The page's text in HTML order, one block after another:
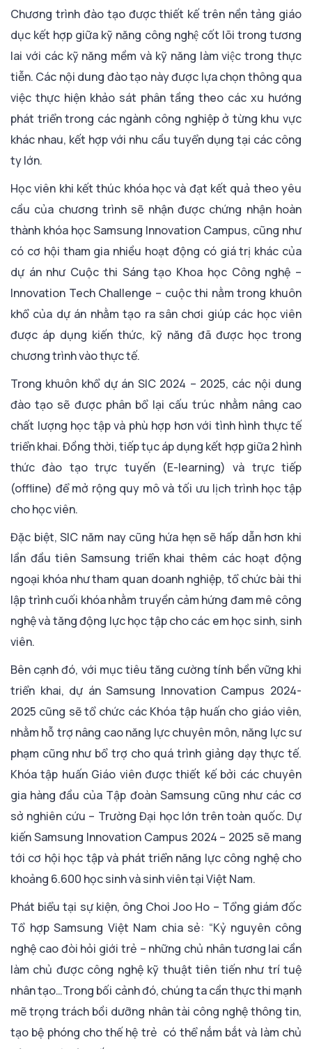
Chương trình đào tạo được thiết kế trên nền tảng giáo
dục kết hợp giữa kỹ năng công nghệ cốt lõi trong tương
lai với các kỹ năng mềm và kỹ năng làm việc trong thực
tiễn. Các nội dung đào tạo này được lựa chọn thông qua
việc thực hiện khảo sát phân tầng theo các xu hướng
phát triển trong các ngành công nghiệp ở từng khu vực
khác nhau, kết hợp với nhu cầu tuyển dụng tại các công
ty lớn.
Học viên khi kết thúc khóa học và đạt kết quả theo yêu
cầu của chương trình sẽ nhận được chứng nhận hoàn
thành khóa học Samsung Innovation Campus, cũng như
có cơ hội tham gia nhiều hoạt động có giá trị khác của
dự án như Cuộc thi Sáng tạo Khoa học Công nghệ –
Innovation Tech Challenge – cuộc thi nằm trong khuôn
khổ của dự án nhằm tạo ra sân chơi giúp các học viên
được áp dụng kiến thức, kỹ năng đã được học trong
chương trình vào thực tế.
Trong khuôn khổ dự án SIC 2024 – 2025, các nội dung
đào tạo sẽ được phân bổ lại cấu trúc nhằm nâng cao
chất lượng học tập và phù hợp hơn với tình hình thực tế
triển khai. Đồng thời, tiếp tục áp dụng kết hợp giữa 2 hình
thức đào tạo trực tuyến (E-learning) và trực tiếp
(offline) để mở rộng quy mô và tối ưu lịch trình học tập
cho học viên.
Đặc biệt, SIC năm nay cũng hứa hẹn sẽ hấp dẫn hơn khi
lần đầu tiên Samsung triển khai thêm các hoạt động
ngoại khóa như tham quan doanh nghiệp, tổ chức bài thi
lập trình cuối khóa nhằm truyền cảm hứng đam mê công
nghệ và tăng động lực học tập cho các em học sinh, sinh
viên.
Bên cạnh đó, với mục tiêu tăng cường tính bền vững khi
triển khai, dự án Samsung Innovation Campus 2024-
2025 cũng sẽ tổ chức các Khóa tập huấn cho giáo viên,
nhằm hỗ trợ nâng cao năng lực chuyên môn, năng lực sư
phạm cũng như bổ trợ cho quá trình giảng dạy thực tế.
Khóa tập huấn Giáo viên được thiết kế bởi các chuyên
gia hàng đầu của Tập đoàn Samsung cũng như các cơ
sở nghiên cứu – Trường Đại học lớn trên toàn quốc. Dự
kiến Samsung Innovation Campus 2024 – 2025 sẽ mang
tới cơ hội học tập và phát triển năng lực công nghệ cho
khoảng 6.600 học sinh và sinh viên tại Việt Nam.
Phát biểu tại sự kiện, ông Choi Joo Ho – Tổng giám đốc
Tổ hợp Samsung Việt Nam chia sẻ: “Kỷ nguyên công
nghệ cao đòi hỏi giới trẻ – những chủ nhân tương lai cần
làm chủ được công nghệ kỹ thuật tiên tiến như trí tuệ
nhân tạo…Trong bối cảnh đó, chúng ta cần thực thi mạnh
mẽ trọng trách bồi dưỡng nhân tài công nghệ thông tin,
tạo bệ phóng cho thế hệ trẻ có thể nắm bắt và làm chủ